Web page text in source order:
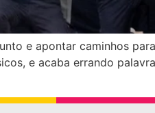
e apontar caminhos
e acaba errando